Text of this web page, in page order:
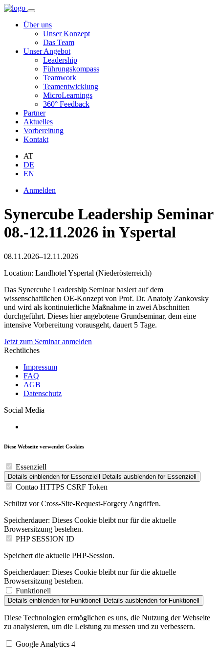
Über uns
Unser Konzept
Das Team
Unser Angebot
Leadership
Führungskompass
Teamwork
Teamentwicklung
MicroLearnings
360° Feedback
Partner
Aktuelles
Vorbereitung
Kontakt
AT
DE
EN
Anmelden
Synercube Leadership Seminar
08.-12.11.2026 in Yspertal
08.11.2026–12.11.2026
Location: Landhotel Yspertal (Niederösterreich)
Das Synercube Leadership Seminar basiert auf dem
wissenschaftlichen OE-Konzept von Prof. Dr. Anatoly Zankovsky
und wird als kontinuierliche Maßnahme in zwei Abschnitten
durchgeführt. Dieses hier angebotene Grundseminar, dem eine
intensive Vorbereitung vorausgeht, dauert 5 Tage.
Jetzt zum Seminar anmelden
Rechtliches
Impressum
FAQ
AGB
Datenschutz
Social Media
Diese Webseite verwendet Cookies
Essenziell
Details einblenden for Essenziell Details ausblenden for Essenziell
Contao HTTPS CSRF Token
Schützt vor Cross-Site-Request-Forgery Angriffen.
Speicherdauer: Dieses Cookie bleibt nur für die aktuelle
Browsersitzung bestehen.
PHP SESSION ID
Speichert die aktuelle PHP-Session.
Speicherdauer: Dieses Cookie bleibt nur für die aktuelle
Browsersitzung bestehen.
Funktionell
Details einblenden for Funktionell Details ausblenden for Funktionell
Diese Technologien ermöglichen es uns, die Nutzung der Webseite
zu analysieren, um die Leistung zu messen und zu verbessern.
Google Analytics 4